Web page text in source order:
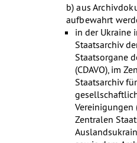
b) aus
aufbewahrt
in der Ukraine
Staatsarchiv
Staatsorgane
(CDAVO), im
Staatsarchiv für
Vereinigungen
Zentralen